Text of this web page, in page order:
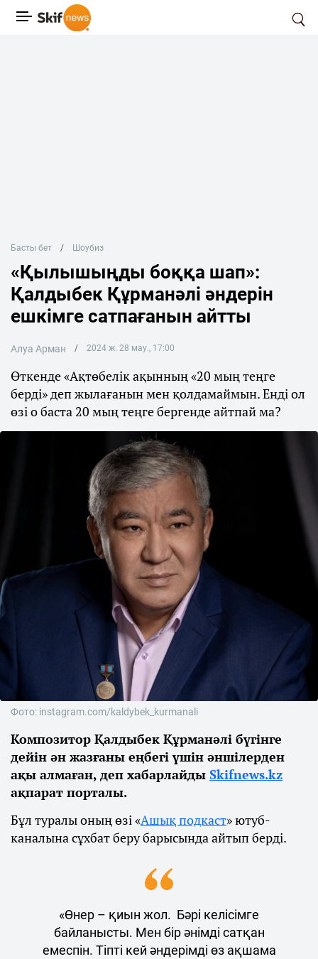
Басты бет Шоубиз
«Қылышыңды боққа шап»:
Қалдыбек Құрманәлі әндерін
ешкімге сатпағанын айтты
Алуа Арман 2024 ж. 28 мау., 17:00
Өткенде «Ақтөбелік ақынның «20 мың теңге
берді» деп жылағанын мен қолдамаймын. Енді ол
өзі о баста 20 мың теңге бергенде айтпай ма?
Фото: instagram.com/kaldybek_kurmanali
Композитор Қалдыбек Құрманәлі бүгінге
дейін ән жазғаны еңбегі үшін әншілерден
ақы алмаған, деп хабарлайды Skifnews.kz
ақпарат порталы.
Бұл туралы оның өзі «Ашық подкаст» ютуб-
каналына сұхбат беру барысында айтып берді.
«Өнер – қиын жол. Бәрі келісімге
байланысты. Мен бір әнімді сатқан
емеспін. Тіпті кей әндерімді өз ақшама